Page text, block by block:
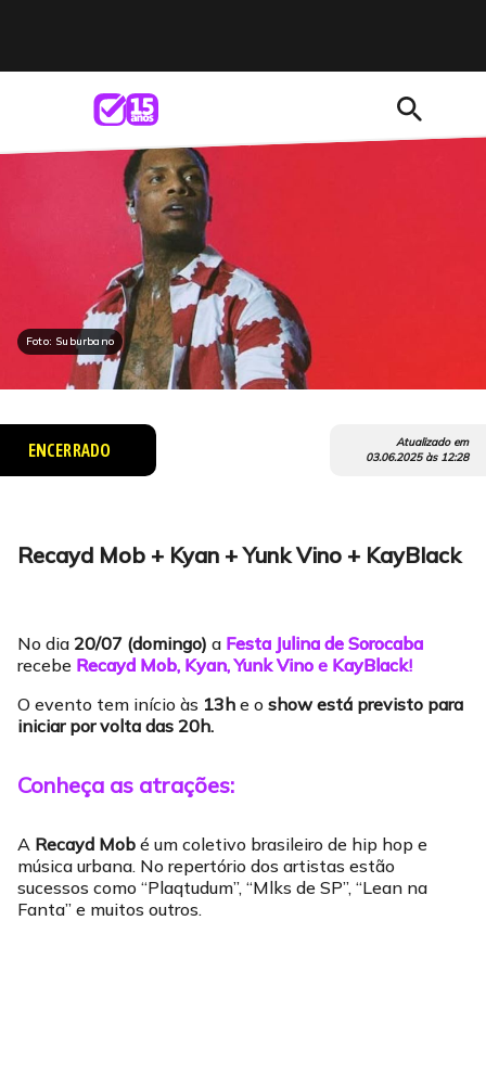
search
Foto: Suburbano
ENCERRADO
Atualizado em
03.06.2025às 12:28
Recayd Mob + Kyan + Yunk Vino + KayBlack
No dia 20/07 (domingo) a Festa Julina de Sorocaba
recebe Recayd Mob, Kyan, Yunk Vino e KayBlack!
O evento tem início às 13h e o show está previsto para
iniciar por volta das 20h.
Conheça as atrações:
A Recayd Mob é um coletivo brasileiro de hip hop e
música urbana. No repertório dos artistas estão
sucessos como “Plaqtudum”, “Mlks de SP”, “Lean na
Fanta” e muitos outros.